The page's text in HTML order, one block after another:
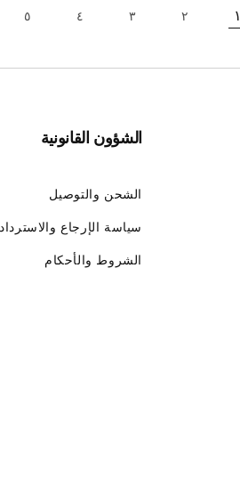
حاليا انت تقرأ الصفحة
١ ٢ ٣ ٤ ٥
الشؤون القانونية
الشحن والتوصيل
سياسة الإرجاع والاسترداد
الشروط والأحكام